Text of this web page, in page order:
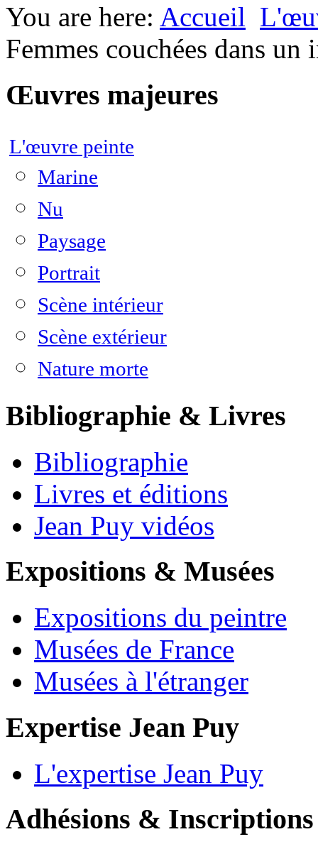
You are here: Accueil
Femmes couchées dans un
Œuvres majeures
L'œuvre peinte
Marine
Nu
Paysage
Portrait
Scène intérieur
Scène extérieur
Nature morte
Bibliographie & Livres
Bibliographie
Livres et éditions
Jean Puy vidéos
Expositions & Musées
Expositions du peintre
Musées de France
Musées à l'étranger
Expertise Jean Puy
L'expertise Jean Puy
Adhésions & Inscriptions